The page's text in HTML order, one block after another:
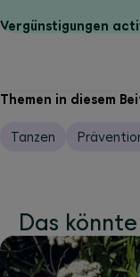
Vergünstigungen
Themen in diesem
Tanzen
Das